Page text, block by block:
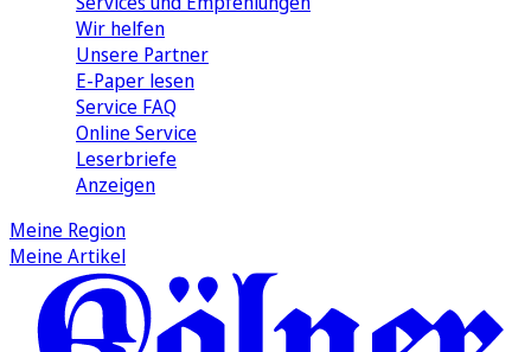
Wir helfen
Unsere Partner
E-Paper lesen
Service FAQ
Online Service
Leserbriefe
Anzeigen
Meine Region
Meine Artikel